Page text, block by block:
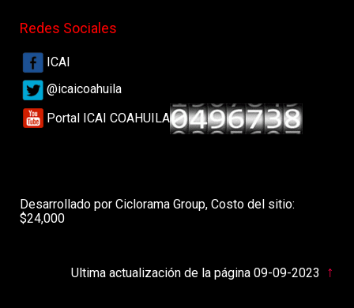
Redes Sociales
ICAI
@icaicoahuila
Portal ICAI COAHUILA
Desarrollado por Ciclorama Group, Costo del sitio:
$24,000
Ultima actualización de la página 09-09-2023 ↑